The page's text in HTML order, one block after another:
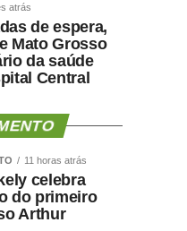
atrás
de espera,
Mato Grosso
da saúde
Central
11 horas atrás
celebra
do primeiro
Arthur